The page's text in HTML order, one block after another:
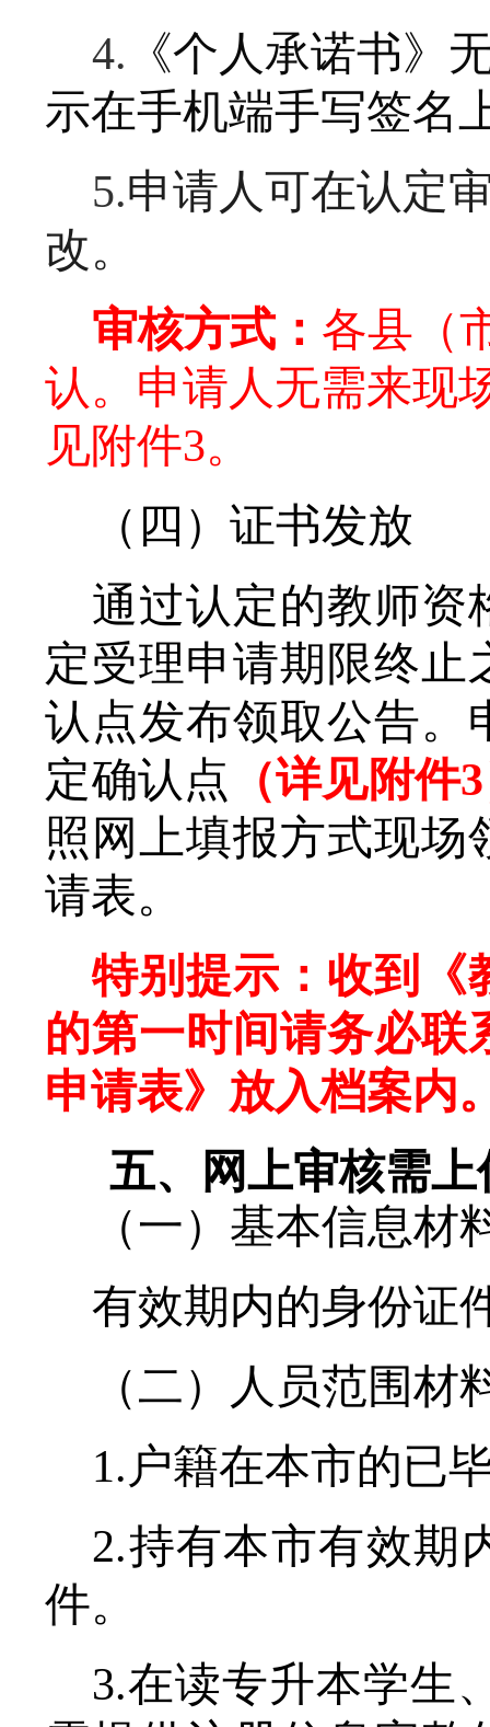
4. 《个人承诺书》
示在手机端手写签名
5.申请人可在认定
改。
审核方式： 各县（
认。申请人 无需来现
见附件3。
（四）证书发放
通过认定的教师资
定受理申请期限终止
认点发布领取公告。
定确认点 （详见附件3
照网上填报方式现场
请表。
特别提示：收到《
的第一时间请务必联
申请表》放入档案内
五、
网上审核需上
（一）基本信息材
有效期内的身份证
（二）人员范围材
1.户籍在本市的已
2.持有本市有效期
件。
3.在读专升本学生